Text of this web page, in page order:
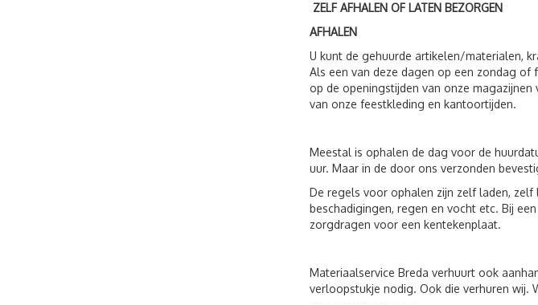
ZELF AFHALEN OF LATEN BEZORGEN
AFHALEN
U kunt de gehuurde artikelen/materialen,
Als een van deze dagen op een zondag
op de openingstijden van onze
van onze feestkleding en kantoortijden.
Meestal is ophalen de dag voor de
uur. Maar in de door ons verzonden
De regels voor ophalen zijn zelf laden,
beschadigingen, regen en vocht etc. Bij
zorgdragen voor een kentekenplaat.
Materiaalservice Breda verhuurt ook
verloopstukje nodig. Ook die verhuren wij.